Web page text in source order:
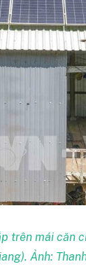
trên mái căn
Ảnh: